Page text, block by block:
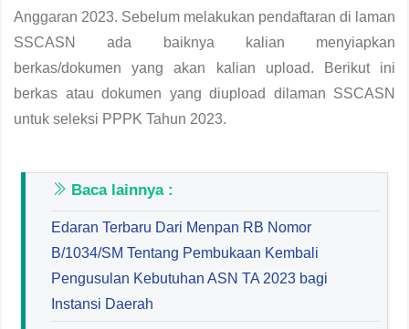
Anggaran 2023. Sebelum melakukan pendaftaran di laman
SSCASN ada baiknya kalian menyiapkan
berkas/dokumen yang akan kalian upload. Berikut ini
berkas atau dokumen yang diupload dilaman SSCASN
untuk seleksi PPPK Tahun 2023.
Baca lainnya :
Edaran Terbaru Dari Menpan RB Nomor
B/1034/SM Tentang Pembukaan Kembali
Pengusulan Kebutuhan ASN TA 2023 bagi
Instansi Daerah